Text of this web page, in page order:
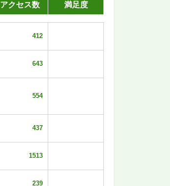
アクセス数 満足度
412
643
554
437
1513
239